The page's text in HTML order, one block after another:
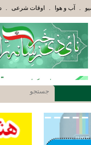
هدایت یافته،حرفها را
. آب و هوا . اوقات شرعی .